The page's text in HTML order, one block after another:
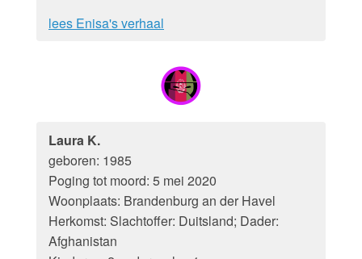
lees Enisa's verhaal
Laura K.
geboren: 1985
Poging tot moord: 5 mei 2020
Woonplaats: Brandenburg an der Havel
Herkomst: Slachtoffer: Duitsland; Dader:
Afghanistan